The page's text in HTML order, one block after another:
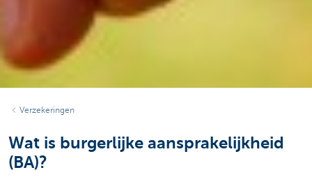
Verzekeringen
Wat is burgerlijke aansprakelijkheid
(BA)?